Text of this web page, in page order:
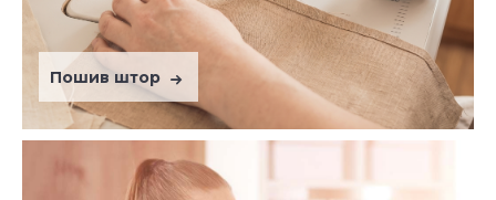
Пошив штор